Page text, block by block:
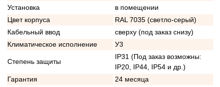
Установка
в помещении
Цвет корпуса
RAL 7035 (светло-серый)
Кабельный ввод
сверху (под заказ снизу)
Климатическое исполнение
У3
Степень защиты
IP31 (Под заказ возможны:
IP20, IP44, IP54 и др.)
Гарантия
24 месяца